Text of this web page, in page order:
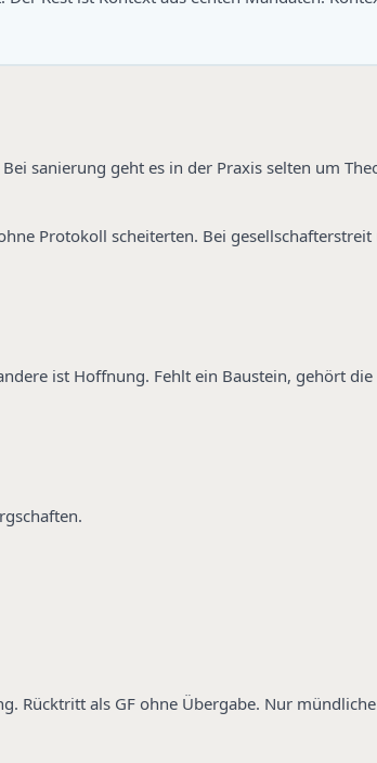
sanierung geht es in der Praxis selten um
Protokoll scheiterten. Bei
ist Hoffnung. Fehlt ein Baustein, gehört die
Rücktritt als GF ohne Übergabe. Nur mündliche